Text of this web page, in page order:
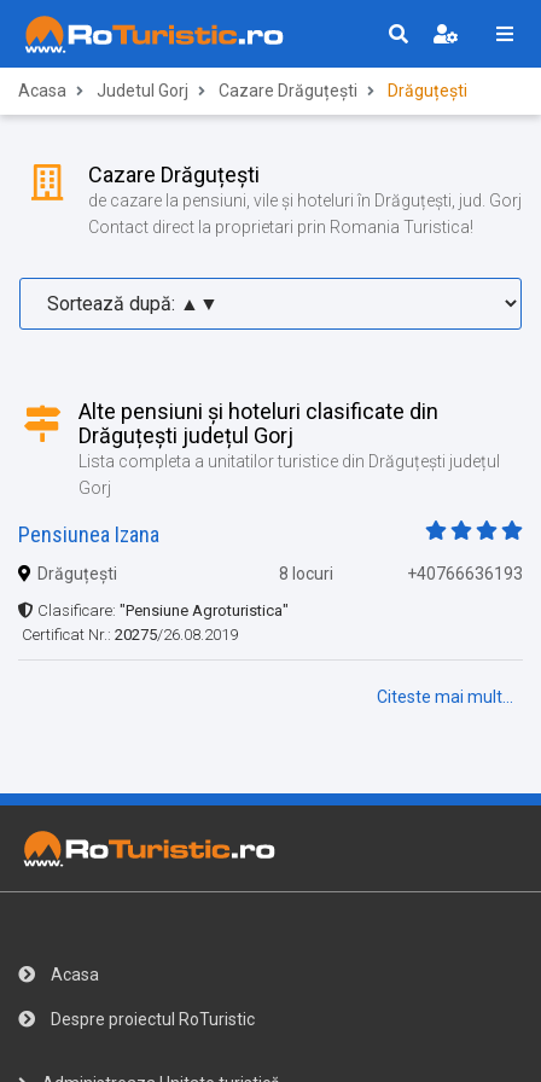
Acasa Judetul Gorj Cazare Drăguțești Drăguțești
Cazare Drăguțești
de cazare la pensiuni, vile și hoteluri în Drăguțești, jud. Gorj
Contact direct la proprietari prin Romania Turistica!
Alte pensiuni și hoteluri clasificate din
Drăguțești județul Gorj
Lista completa a unitatilor turistice din Drăguțești județul
Gorj
Pensiunea Izana
Drăguțești 8 locuri +40766636193
Clasificare: "Pensiune Agroturistica"
Certificat Nr.: 20275/26.08.2019
Citeste mai mult...
Acasa
Despre proiectul RoTuristic